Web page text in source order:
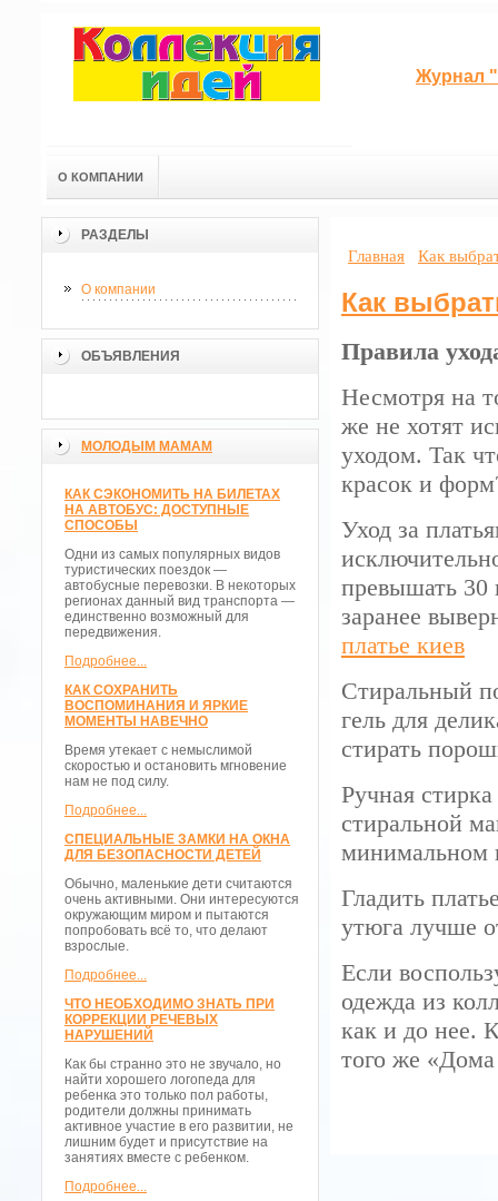
Журнал
О КОМПАНИИ
РАЗДЕЛЫ
О компании
ОБЪЯВЛЕНИЯ
МОЛОДЫМ МАМАМ
КАК СЭКОНОМИТЬ НА БИЛЕТАХ
НА АВТОБУС: ДОСТУПНЫЕ
СПОСОБЫ
Одни из самых популярных видов
туристических поездок —
автобусные перевозки. В некоторых
регионах данный вид транспорта —
единственно возможный для
передвижения.
Подробнее...
КАК СОХРАНИТЬ
ВОСПОМИНАНИЯ И ЯРКИЕ
МОМЕНТЫ НАВЕЧНО
Время утекает с немыслимой
скоростью и остановить мгновение
нам не под силу.
Подробнее...
СПЕЦИАЛЬНЫЕ ЗАМКИ НА ОКНА
ДЛЯ БЕЗОПАСНОСТИ ДЕТЕЙ
Обычно, маленькие дети считаются
очень активными. Они интересуются
окружающим миром и пытаются
попробовать всё то, что делают
взрослые.
Подробнее...
ЧТО НЕОБХОДИМО ЗНАТЬ ПРИ
КОРРЕКЦИИ РЕЧЕВЫХ
НАРУШЕНИЙ
Как бы странно это не звучало, но
найти хорошего логопеда для
ребенка это только пол работы,
родители должны принимать
активное участие в его развитии, не
лишним будет и присутствие на
занятиях вместе с ребенком.
Подробнее...
Главная Как
Как
Правила
Несмотря на
же не хотят
уходом. Так
красок и
Уход за
превышать 30
заранее
платье киев
Стиральный
гель для
стирать
Ручная
стиральной
минимальном
Гладить
утюга лучше
Если
одежда из
как и до нее.
того же